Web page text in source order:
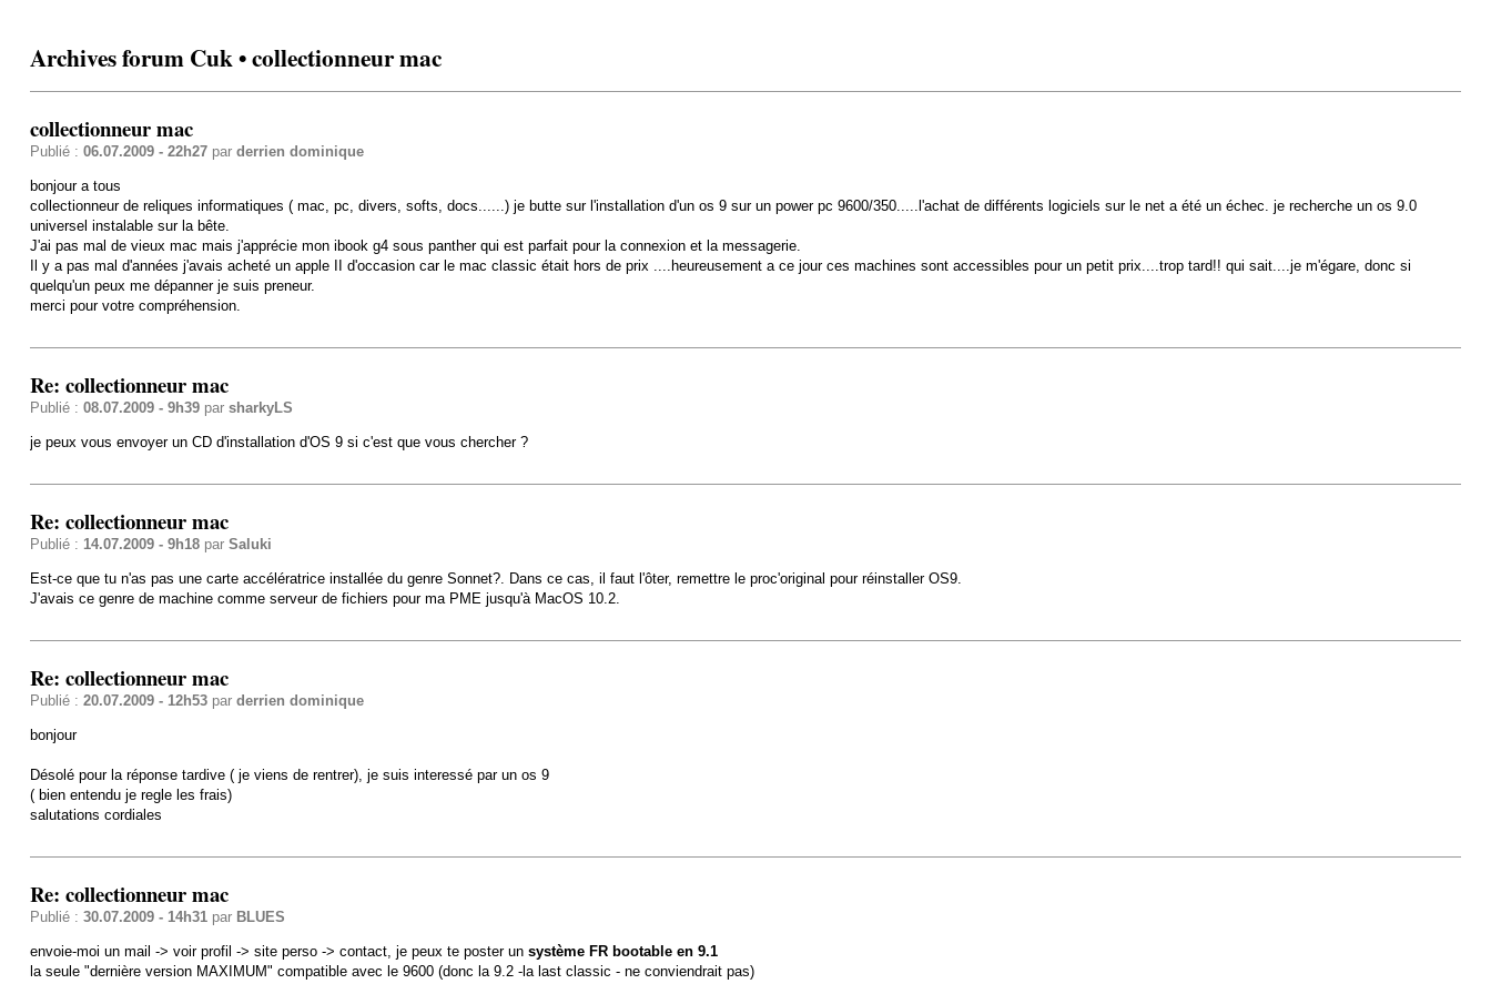
Archives forum Cuk • collectionneur mac
collectionneur mac
Publié : 06.07.2009 - 22h27par derrien dominique
bonjour a tous
collectionneur de reliques informatiques ( mac, pc, divers, softs, docs......) je butte sur l'installation d'un os 9 sur un power pc 9600/350.....l'achat de différents logiciels sur le net a été un échec. je recherche un os 9.0
universel instalable sur la bête.
J'ai pas mal de vieux mac mais j'apprécie mon ibook g4 sous panther qui est parfait pour la connexion et la messagerie.
Il y a pas mal d'années j'avais acheté un apple II d'occasion car le mac classic était hors de prix ....heureusement a ce jour ces machines sont accessibles pour un petit prix....trop tard!! qui sait....je m'égare, donc si
quelqu'un peux me dépanner je suis preneur.
merci pour votre compréhension.
Re: collectionneur mac
Publié : 08.07.2009 - 9h39par sharkyLS
je peux vous envoyer un CD d'installation d'OS 9 si c'est que vous chercher ?
Re: collectionneur mac
Publié : 14.07.2009 - 9h18par Saluki
Est-ce que tu n'as pas une carte accélératrice installée du genre Sonnet?. Dans ce cas, il faut l'ôter, remettre le proc'original pour réinstaller OS9.
J'avais ce genre de machine comme serveur de fichiers pour ma PME jusqu'à MacOS 10.2.
Re: collectionneur mac
Publié : 20.07.2009 - 12h53par derrien dominique
bonjour
Désolé pour la réponse tardive ( je viens de rentrer), je suis interessé par un os 9
( bien entendu je regle les frais)
salutations cordiales
Re: collectionneur mac
Publié : 30.07.2009 - 14h31par BLUES
envoie-moi un mail -> voir profil -> site perso -> contact, je peux te poster un système FR bootable en 9.1
la seule "dernière version MAXIMUM" compatible avec le 9600 (donc la 9.2 -la last classic - ne conviendrait pas)